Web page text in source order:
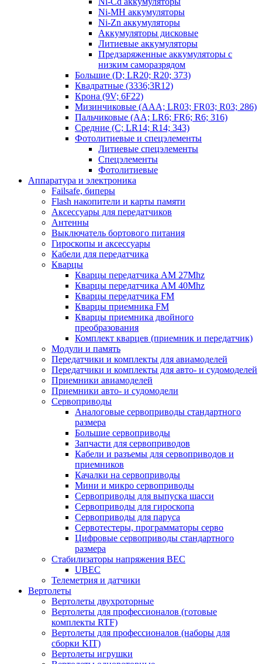
Ni-MH аккумуляторы
Ni-Zn аккумуляторы
Аккумуляторы дисковые
Литиевые аккумуляторы
Предзаряженные аккумуляторы с
низким саморазрядом
Большие (D; LR20; R20; 373)
Квадратные (3336;3R12)
Крона (9V; 6F22)
Мизинчиковые (AAA; LR03; FR03; R03; 286)
Пальчиковые (AA; LR6; FR6; R6; 316)
Средние (C; LR14; R14; 343)
Фотолитиевые и спецэлементы
Литиевые спецэлементы
Спецэлементы
Фотолитиевые
Аппаратура и электроника
Failsafe, биперы
Flash накопители и карты памяти
Аксессуары для передатчиков
Антенны
Выключатель бортового питания
Гироскопы и аксессуары
Кабели для передатчика
Кварцы
Кварцы передатчика AM 27Mhz
Кварцы передатчика AM 40Mhz
Кварцы передатчика FM
Кварцы приемника FM
Кварцы приемника двойного
преобразования
Комплект кварцев (приемник и передатчик)
Модули и память
Передатчики и комплекты для авиамоделей
Передатчики и комплекты для авто- и судомоделей
Приемники авиамоделей
Приемники авто- и судомодели
Сервоприводы
Аналоговые сервоприводы стандартного
размера
Большие сервоприводы
Запчасти для сервоприводов
Кабели и разъемы для сервоприводов и
приемников
Качалки на сервоприводы
Мини и микро сервоприводы
Сервоприводы для выпуска шасси
Сервоприводы для гироскопа
Сервоприводы для паруса
Сервотестеры, программаторы серво
Цифровые сервоприводы стандартного
размера
Стабилизаторы напряжения BEC
UBEC
Телеметрия и датчики
Вертолеты
Вертолеты двухроторные
Вертолеты для профессионалов (готовые
комплекты RTF)
Вертолеты для профессионалов (наборы для
сборки KIT)
Вертолеты игрушки